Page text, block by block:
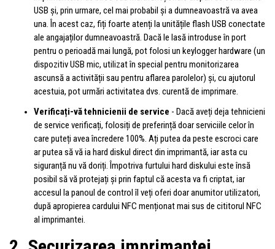
USB și, prin urmare, cel mai probabil și a dumneavoastră va avea
una. În acest caz, fiți foarte atenți la unitățile flash USB conectate
ale angajaților dumneavoastră. Dacă le lasă introduse în port
pentru o perioadă mai lungă, pot folosi un keylogger hardware (un
dispozitiv USB mic, utilizat în special pentru monitorizarea
ascunsă a activității sau pentru aflarea parolelor) și, cu ajutorul
acestuia, pot urmări activitatea dvs. curentă de imprimare.
Verificați-vă tehnicienii de service - Dacă aveți deja tehnicieni
de service verificați, folosiți de preferință doar serviciile celor în
care puteți avea încredere 100%. Ați putea da peste escroci care
ar putea să vă ia hard diskul direct din imprimantă, iar asta cu
siguranță nu vă doriți. Împotriva furtului hard diskului este însă
posibil să vă protejați și prin faptul că acesta va fi criptat, iar
accesul la panoul de control îl veți oferi doar anumitor utilizatori,
după apropierea cardului NFC menționat mai sus de cititorul NFC
al imprimantei.